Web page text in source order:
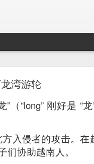
湾游轮
（“long” 刚好是 “
入侵者的攻击。在
们协助越南人。
out for a family